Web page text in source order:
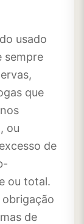
usado
sempre
que
ou
de
ou total.
obrigação
de